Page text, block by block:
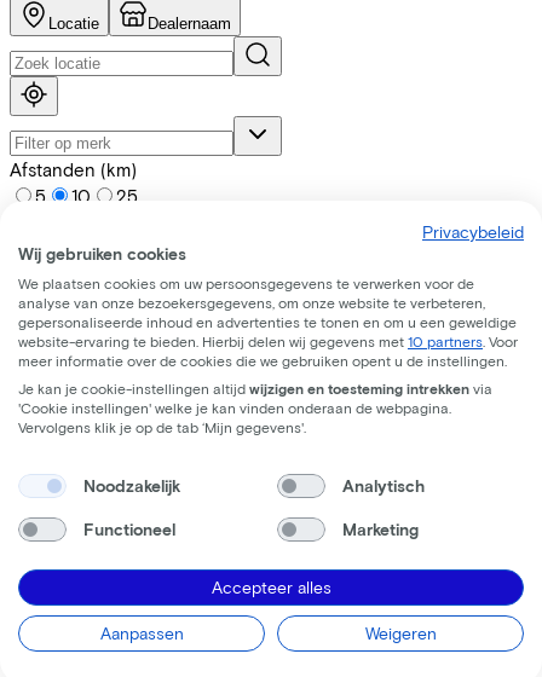
Locatie Dealernaam
Afstanden (km)
5
10 25
Privacybeleid
Wij gebruiken cookies
We plaatsen cookies om uw persoonsgegevens te verwerken voor de
analyse van onze bezoekersgegevens, om onze website te verbeteren,
gepersonaliseerde inhoud en advertenties te tonen en om u een geweldige
website-ervaring te bieden. Hierbij delen wij gegevens met 10 partners . Voor
meer informatie over de cookies die we gebruiken opent u de instellingen.
Je kan je cookie-instellingen altijd wijzigen en toesteming intrekken via
'Cookie instellingen' welke je kan vinden onderaan de webpagina.
Vervolgens klik je op de tab ‘Mijn gegevens'.
Noodzakelijk Analytisch
Functioneel Marketing
Accepteer alles
Aanpassen Weigeren